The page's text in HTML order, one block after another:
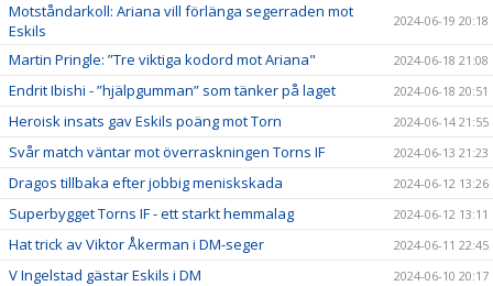
Motståndarkoll: Ariana vill förlänga segerraden mot
Eskils
2024-06-19 20:18
Martin Pringle: ”Tre viktiga kodord mot Ariana" 2024-06-18 21:08
Endrit Ibishi - ”hjälpgumman” som tänker på laget 2024-06-18 20:51
Heroisk insats gav Eskils poäng mot Torn 2024-06-14 21:55
Svår match väntar mot överraskningen Torns IF 2024-06-13 21:23
Dragos tillbaka efter jobbig meniskskada 2024-06-12 13:26
Superbygget Torns IF - ett starkt hemmalag 2024-06-12 13:11
Hat trick av Viktor Åkerman i DM-seger 2024-06-11 22:45
V Ingelstad gästar Eskils i DM 2024-06-10 20:17